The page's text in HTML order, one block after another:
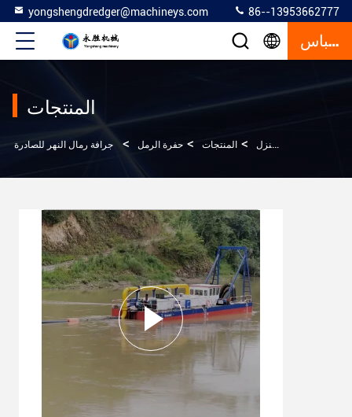
yongshengdredger@machineys.com 86--13953662777
إقتباس
المنتجات
المنزل > المنتجات > حفرة الرمل > جرافة رمال النهر للصادرة